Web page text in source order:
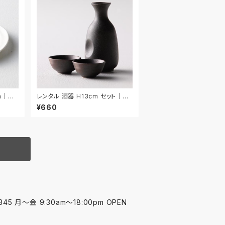
W
レンタル 酒器 H13cm セット｜SH
U007
¥660
月〜金 9:30am〜18:00pm OPEN